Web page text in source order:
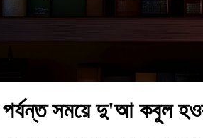
সময়ে দু'আ কবুল